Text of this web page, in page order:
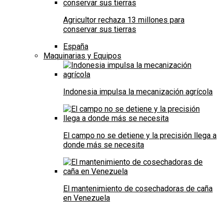
Agricultor rechaza 13 millones para
conservar sus tierras
España
Maquinarias y Equipos
Indonesia impulsa la mecanización agrícola
El campo no se detiene y la precisión llega a
donde más se necesita
El mantenimiento de cosechadoras de caña
en Venezuela